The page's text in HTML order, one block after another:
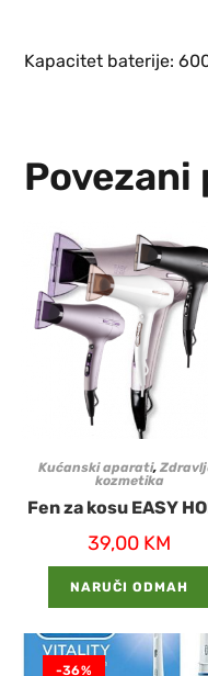
Kapacitet baterije:
Kućanski aparati,
kozmetika
Fen za kosu EASY
39,00 KM
NARUČI ODMAH
-36%